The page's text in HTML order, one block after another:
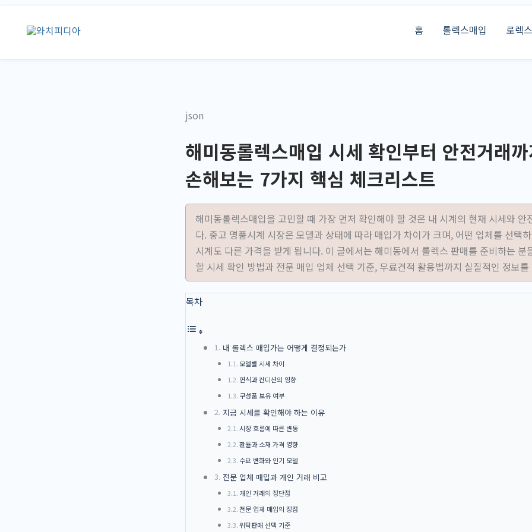
로
홈 롤렉스매입 로렉
json
해미동롤렉스매입 시세 확인부터 안전거래
손해보는 7가지 핵심 체크리스트
해미동롤렉스매입을 고민할 때 가장 먼저 확인해야 할 것은 내 시계의 현재 시세와 안
다. 중고 명품시계 시장은 모델과 상태에 따라 매입가 차이가 크며, 어떤 업체를 선택
시계도 다른 가격을 받게 됩니다. 이 글에서는 해미동에서 롤렉스 판매를 준비하는 분
할 시세 확인 방법과 전문 매입 업체 선택 기준, 무료견적 활용법까지 실질적인 정보
목차
내 롤렉스 매입가는 어떻게 결정되는가
모델별 시세 차이
연식과 컨디션의 영향
구성품 보유 여부
지금 시세를 확인해야 하는 이유
시장 흐름에 따른 변동
환율과 소재 가격 영향
수요 변화와 인기 모델
전문 업체 매입과 개인 거래 비교
개인 거래의 장단점
전문 업체 매입의 장점
위탁판매 선택 기준